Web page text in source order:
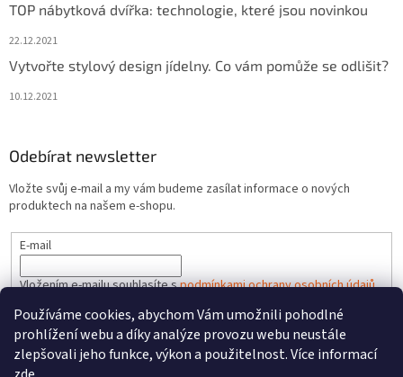
Používáme cookies, abychom Vám umožnili pohodlné
prohlížení webu a díky analýze provozu webu neustále
zlepšovali jeho funkce, výkon a použitelnost. Více informací
TOP nábytková dvířka: technologie, které jsou novinkou
22.12.2021
Vytvořte stylový design jídelny. Co vám pomůže se odlišit?
10.12.2021
Odebírat newsletter
Vložte svůj e-mail a my vám budeme zasílat informace o nových
produktech na našem e-shopu.
E-mail
Vložením e-mailu souhlasíte spodmínkami ochrany osobních údajů
PŘIHLÁSIT SE